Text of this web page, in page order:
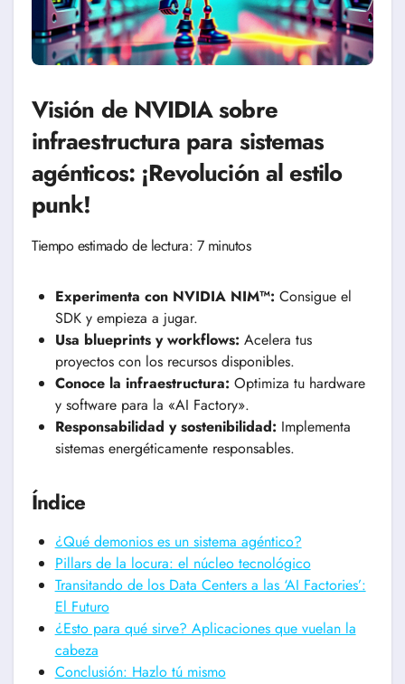
Visión de NVIDIA sobre
infraestructura para sistemas
agénticos: ¡Revolución al estilo
punk!
Tiempo estimado de lectura: 7 minutos
Experimenta con NVIDIA NIM™: Consigue el
SDK y empieza a jugar.
Usa blueprints y workflows: Acelera tus
proyectos con los recursos disponibles.
Conoce la infraestructura: Optimiza tu hardware
y software para la «AI Factory».
Responsabilidad y sostenibilidad: Implementa
sistemas energéticamente responsables.
Índice
¿Qué demonios es un sistema agéntico?
Pillars de la locura: el núcleo tecnológico
Transitando de los Data Centers a las ‘AI Factories’:
El Futuro
¿Esto para qué sirve? Aplicaciones que vuelan la
cabeza
Conclusión: Hazlo tú mismo